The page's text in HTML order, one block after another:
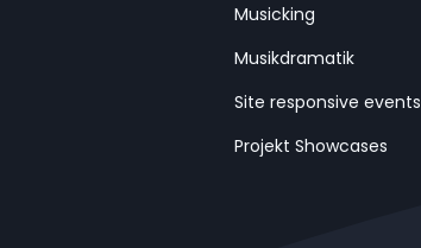
Musicking
Musikdramatik
Site responsive events
Projekt Showcases